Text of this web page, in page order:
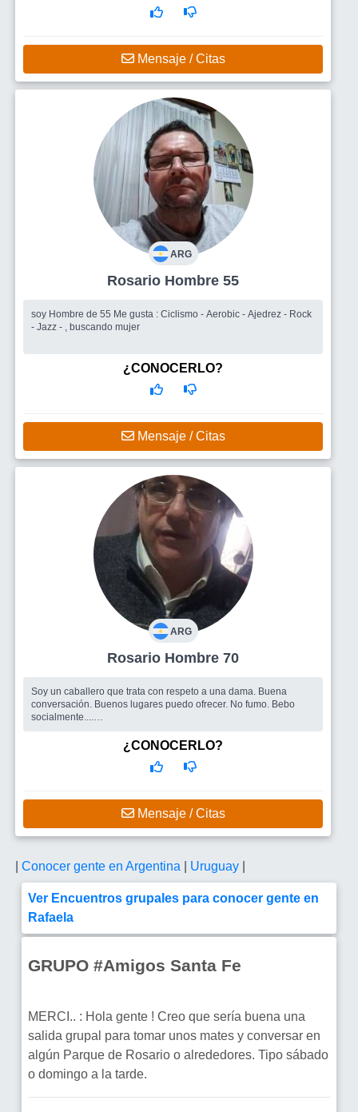
Mensaje / Citas
ARG
Rosario Hombre 55
soy Hombre de 55 Me gusta : Ciclismo - Aerobic - Ajedrez - Rock
- Jazz - , buscando mujer
¿CONOCERLO?
Mensaje / Citas
ARG
Rosario Hombre 70
Soy un caballero que trata con respeto a una dama. Buena
conversación. Buenos lugares puedo ofrecer. No fumo. Bebo
socialmente....
¿CONOCERLO?
Mensaje / Citas
Conocer gente en Argentina Uruguay
Ver Encuentros grupales para conocer gente en
Rafaela
GRUPO #Amigos Santa Fe
MERCI.. : Hola gente ! Creo que sería buena una
salida grupal para tomar unos mates y conversar en
algún Parque de Rosario o alrededores. Tipo sábado
o domingo a la tarde.